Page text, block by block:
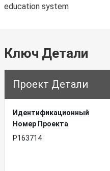
education system
Ключ Детали
Проект Детали
Идентификационный
Hомер Проекта
P163714